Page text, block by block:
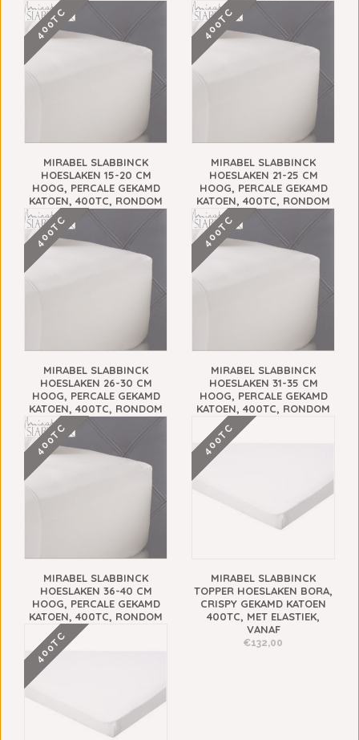
400TC
MIRABEL SLABBINCK
HOESLAKEN 15-20 CM
HOOG, PERCALE GEKAMD
KATOEN, 400TC, RONDOM
ELASTIEK (BORA)
400TC
MIRABEL SLABBINCK
HOESLAKEN 21-25 CM
HOOG, PERCALE GEKAMD
KATOEN, 400TC, RONDOM
ELASTIEK (BORA)
400TC
MIRABEL SLABBINCK
HOESLAKEN 26-30 CM
HOOG, PERCALE GEKAMD
KATOEN, 400TC, RONDOM
ELASTIEK (BORA)
400TC
MIRABEL SLABBINCK
HOESLAKEN 31-35 CM
HOOG, PERCALE GEKAMD
KATOEN, 400TC, RONDOM
ELASTIEK (BORA)
400TC
MIRABEL SLABBINCK
HOESLAKEN 36-40 CM
HOOG, PERCALE GEKAMD
KATOEN, 400TC, RONDOM
ELASTIEK (BORA)
400TC
MIRABEL SLABBINCK
TOPPER HOESLAKEN BORA,
CRISPY GEKAMD KATOEN
400TC, MET ELASTIEK,
VANAF
€132,00
400TC